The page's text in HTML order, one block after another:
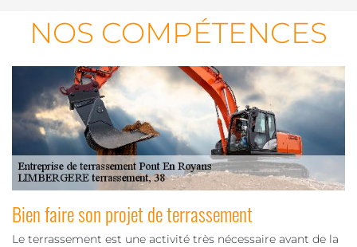
NOS COMPÉTENCES
Bien faire son projet de terrassement
Le terrassement est une activité très nécessaire avant de la